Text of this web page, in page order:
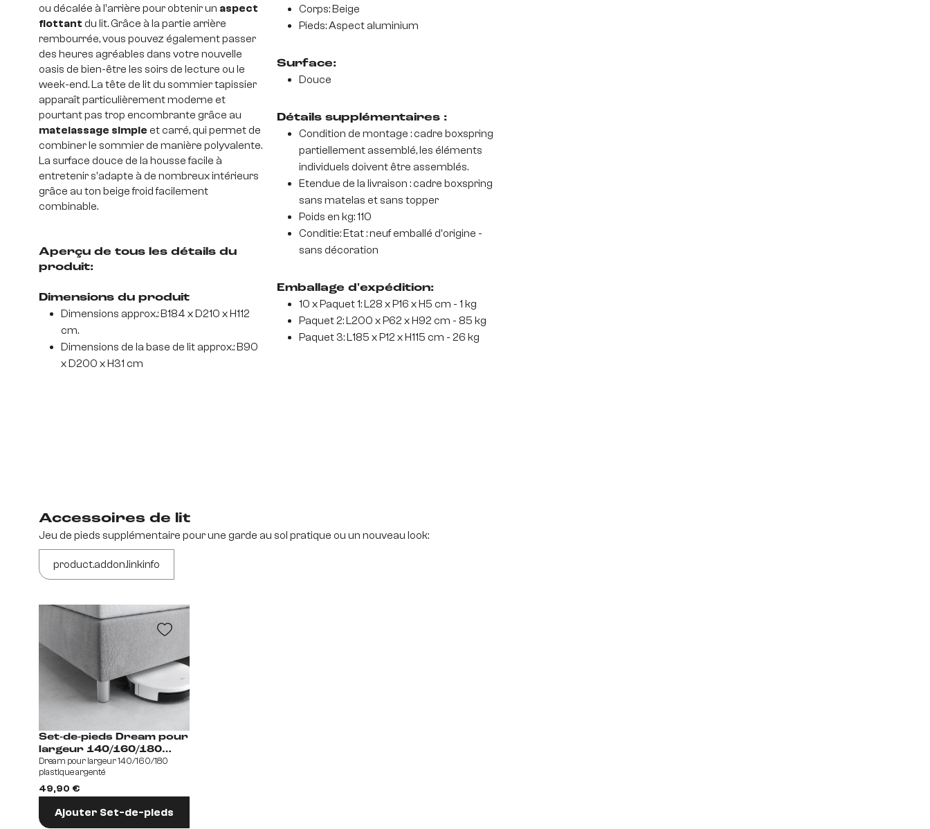
ou décalée à l'arrière pour obtenir un aspect
flottant du lit. Grâce à la partie arrière
rembourrée, vous pouvez également passer
des heures agréables dans votre nouvelle
oasis de bien-être les soirs de lecture ou le
week-end. La tête de lit du sommier tapissier
apparaît particulièrement moderne et
pourtant pas trop encombrante grâce au
matelassage simple et carré, qui permet de
combiner le sommier de manière polyvalente.
La surface douce de la housse facile à
entretenir s'adapte à de nombreux intérieurs
grâce au ton beige froid facilement
combinable.
Aperçu de tous les détails du
produit:
Dimensions du produit
Dimensions approx.: B184 x D210 x H112
cm.
Dimensions de la base de lit approx.: B90
x D200 x H31 cm
Corps: Beige
Pieds: Aspect aluminium
Surface:
Douce
Détails supplémentaires :
Condition de montage : cadre boxspring
partiellement assemblé, les éléments
individuels doivent être assemblés.
Etendue de la livraison : cadre boxspring
sans matelas et sans topper
Poids en kg: 110
Conditie: Etat : neuf emballé d'origine -
sans décoration
Emballage d'expédition:
10 x Paquet 1: L28 x P16 x H5 cm - 1 kg
Paquet 2: L200 x P62 x H92 cm - 85 kg
Paquet 3: L185 x P12 x H115 cm - 26 kg
Accessoires de lit
Jeu de pieds supplémentaire pour une garde au sol pratique ou un nouveau look:
product.addon.linkinfo
Set-de-pieds Dream pour
largeur 140/160/180
plastique argenté
Fußvariantenset
Dream pour largeur 140/160/180
plastique argenté
49,90 €
Ajouter Set-de-pieds